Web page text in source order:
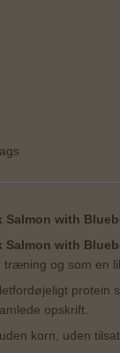
Salmon with
Salmon with
træning og som en
opskrift.
korn, uden